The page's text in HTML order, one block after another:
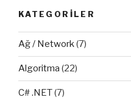
KATEGORILER
Ağ / Network(7)
Algoritma (22)
C# .NET(7)